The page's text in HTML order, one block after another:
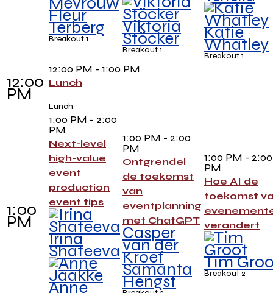
Fleur
Terberg
Breakout 1
Viktoria
Stöcker
Breakout 1
Katie
Whatley
Breakout 1
12:00
PM
12:00 PM - 1:00 PM
Lunch
Lunch
1:00
PM
1:00 PM - 2:00
PM
Next-level
high-value
event
production
event tips
Irina
Shateeva
Anne
1:00 PM - 2:00
PM
Ontgrendel
de toekomst
van
eventplanning
met ChatGPT
Casper
van der
Kroef
Samanta
Hengst
1:00 PM - 2:00
PM
Hoe AI de
toekomst
verandert
Tim
Breakout 2